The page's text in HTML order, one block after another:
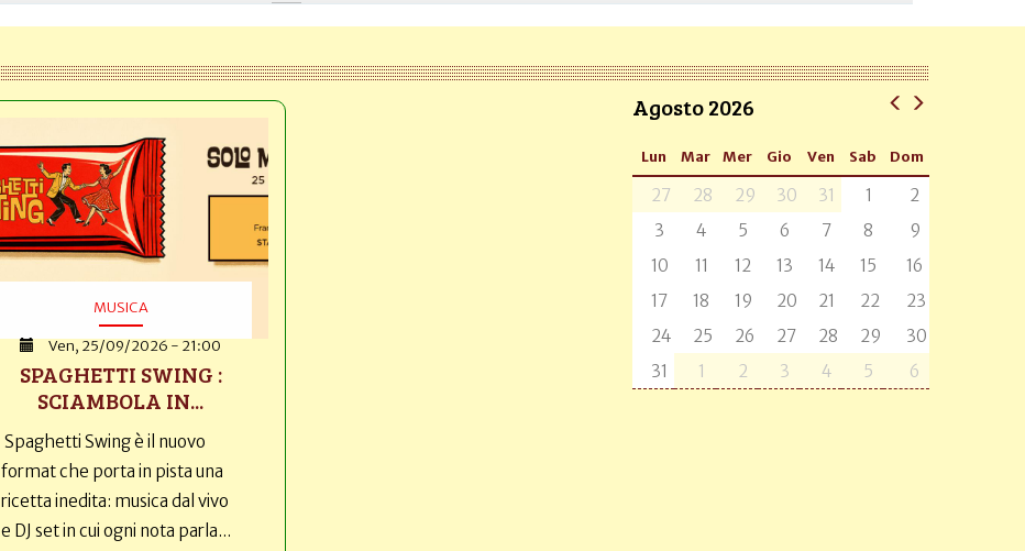
MUSICA
Ven, 25/09/2026 - 21:00
SPAGHETTI SWING :
SCIAMBOLA IN...
Spaghetti Swing è il nuovo
format che porta in pista una
ricetta inedita: musica dal vivo
e DJ set in cui ogni nota parla...
Agosto 2026
Lun Mar Mer Gio Ven Sab Dom
27 28 29 30 31 1
2
3
4 5 6 7 8
9
10
11 12 13 14 15
16
17
18 19 20 21 22
23
24
25 26 27 28 29
30
31
1 2 3 4 5 6